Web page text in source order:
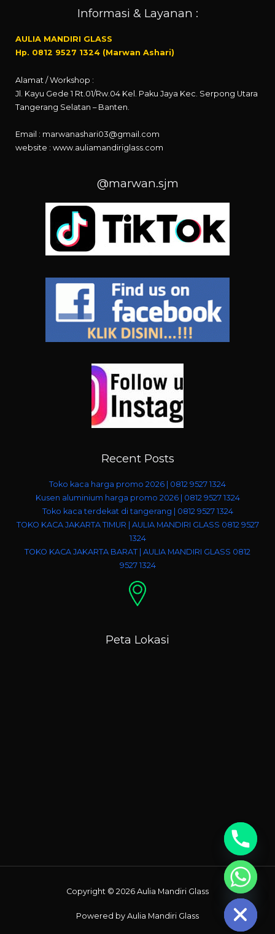
Informasi & Layanan :
AULIA MANDIRI GLASS
Hp. 0812 9527 1324 (Marwan Ashari)
Alamat / Workshop :
Jl. Kayu Gede 1 Rt.01/Rw.04 Kel. Paku Jaya Kec. Serpong Utara
Tangerang Selatan – Banten.
Email : marwanashari03@gmail.com
website : www.auliamandiriglass.com
@marwan.sjm
Recent Posts
Toko kaca harga promo 2026 | 0812 9527 1324
Kusen aluminium harga promo 2026 | 0812 9527 1324
Toko kaca terdekat di tangerang | 0812 9527 1324
TOKO KACA JAKARTA TIMUR | AULIA MANDIRI GLASS 0812 9527
1324
TOKO KACA JAKARTA BARAT | AULIA MANDIRI GLASS 0812
9527 1324
Peta Lokasi
Copyright © 2026 Aulia Mandiri Glass
Powered by Aulia Mandiri Glass
Hide
Chaty